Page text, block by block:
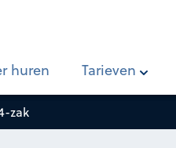
huren Tarieven
zak